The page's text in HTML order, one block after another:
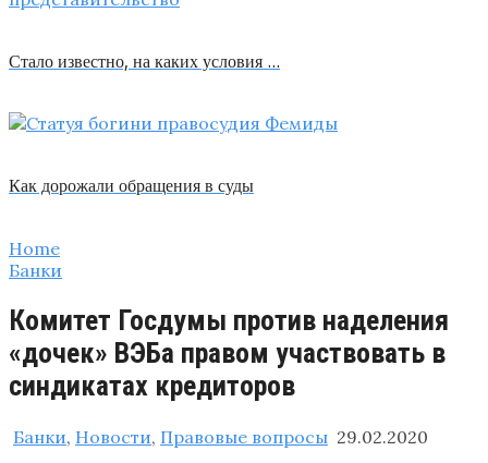
Стало известно, на каких условия …
Как дорожали обращения в суды
Home
Банки
Комитет Госдумы против наделения
«дочек» ВЭБа правом участвовать в
синдикатах кредиторов
Банки, Новости, Правовые вопросы 29.02.2020